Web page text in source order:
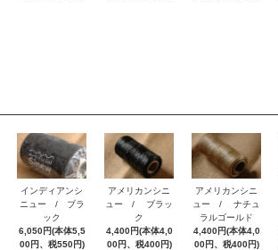
インディアンシ
ニュー / ブラ
ック
6,050円(本体5,5
00円、税550円)
アメリカンシニ
ュー / ブラッ
ク
4,400円(本体4,0
00円、税400円)
アメリカンシニ
ュー / ナチュ
ラルゴールド
4,400円(本体4,0
00円、税400円)